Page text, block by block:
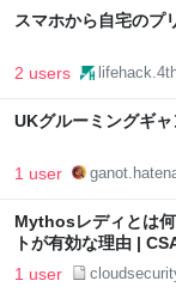
スマホから自宅のプ
2 users
UKグルーミングギ
1 user
Mythosレディとは
トが有効な理由 |
1 user